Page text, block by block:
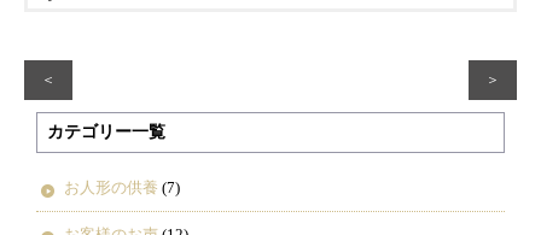
＜ ＞
カテゴリー一覧
お人形の供養 (7)